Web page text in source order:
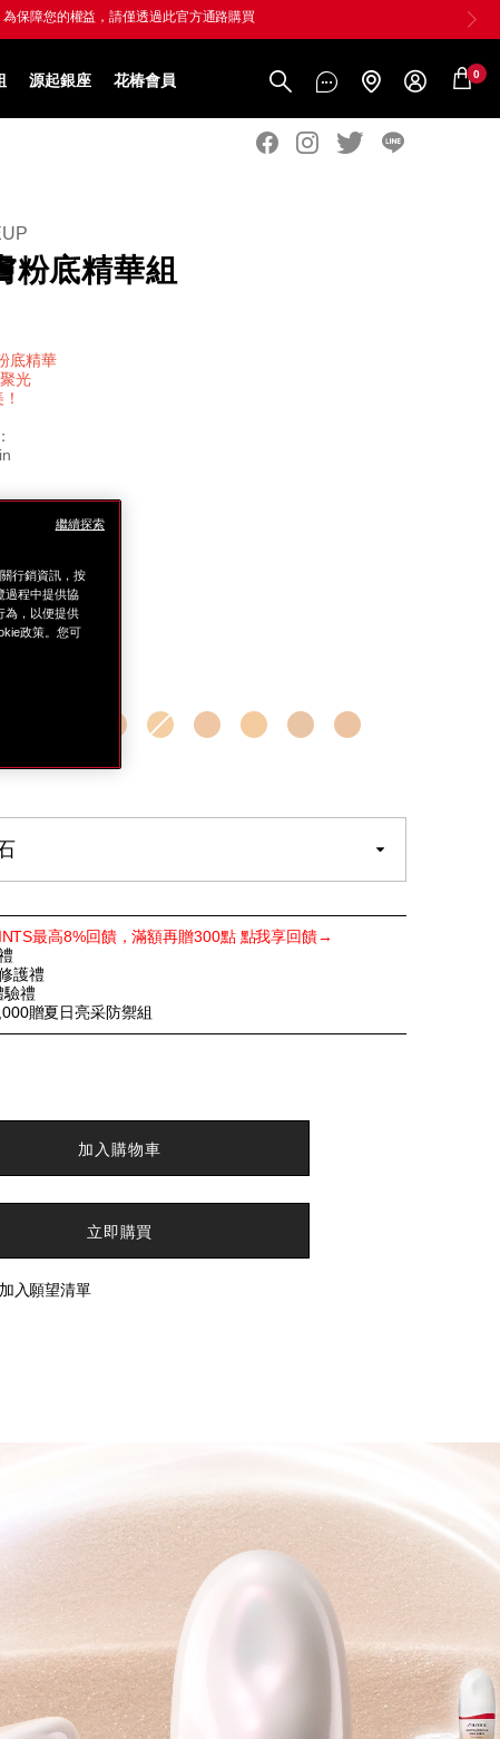
源起銀座 花椿會員 0
粉底精華組
底精華
光
蛋白石
最高8%回饋，滿額再贈300點 點我享回饋→
護禮
驗禮
贈夏日亮采防禦組
加入購物車
立即購買
入願望清單
行銷資訊，按
過程中提供協
為，以便提供
政策。您可
繼續探索